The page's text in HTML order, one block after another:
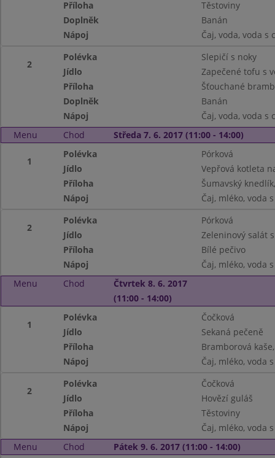
Příloha
Těstoviny
Doplněk
Banán
Nápoj
Čaj, voda, voda s
2
Polévka
Slepičí s noky
Jídlo
Zapečené tofu s
Příloha
Šťouchané
Doplněk
Banán
Nápoj
Čaj, voda, voda s
Menu
Chod Středa 7. 6. 2017 (11:00 - 14:00)
1
Polévka
Pórková
Jídlo
Vepřová kotleta
Příloha
Šumavský
Nápoj
Čaj, mléko, voda
2
Polévka
Pórková
Jídlo
Zeleninový salát
Příloha
Bílé pečivo
Nápoj
Čaj, mléko, voda
Menu
Chod
Čtvrtek 8. 6. 2017
(11:00 - 14:00)
1
Polévka
Čočková
Jídlo
Sekaná pečeně
Příloha
Bramborová
Nápoj
Čaj, mléko, voda
2
Polévka
Čočková
Jídlo
Hovězí guláš
Příloha
Těstoviny
Nápoj
Čaj, mléko, voda
Menu
Chod Pátek 9. 6. 2017 (11:00 - 14:00)